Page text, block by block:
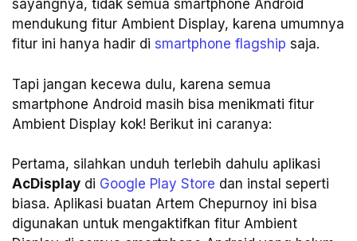
sayangnya, tidak semua smartphone Android
mendukung fitur Ambient Display, karena umumnya
fitur ini hanya hadir di smartphone flagship saja.
Tapi jangan kecewa dulu, karena semua
smartphone Android masih bisa menikmati fitur
Ambient Display kok! Berikut ini caranya:
Pertama, silahkan unduh terlebih dahulu aplikasi
AcDisplay di Google Play Store dan instal seperti
biasa. Aplikasi buatan Artem Chepurnoy ini bisa
digunakan untuk mengaktifkan fitur Ambient